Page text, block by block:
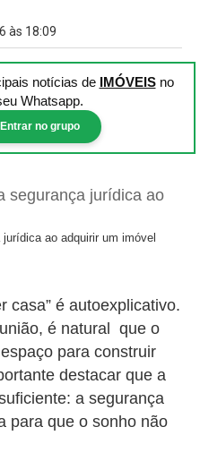
às 18:09
notícias de IMÓVEISno
Whatsapp.
Entrar no grupo
ao adquirir um imóvel
casa” é autoexplicativo.
é natural que o
para construir
destacar que a
a segurança
para que o sonho não